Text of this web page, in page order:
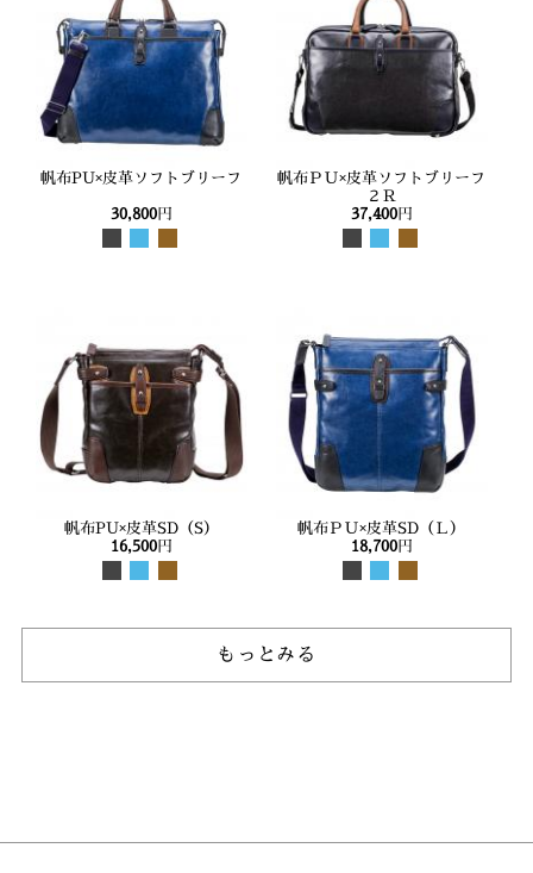
帆布PU×皮革ソフトブリーフ
30,800円
帆布ＰＵ×皮革ソフトブリーフ
２Ｒ
37,400円
帆布PU×皮革SD（S）
16,500円
帆布ＰＵ×皮革SD（Ｌ）
18,700円
もっとみる